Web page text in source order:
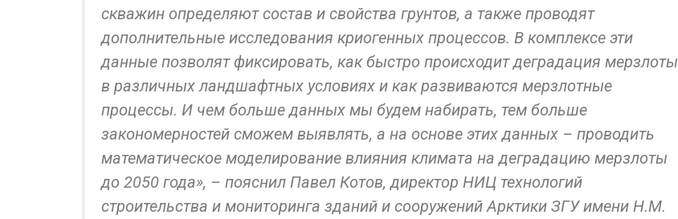
скважин определяют состав и свойства грунтов, а также проводят
дополнительные исследования криогенных процессов. В комплексе эти
данные позволят фиксировать, как быстро происходит деградация мерзлоты
в различных ландшафтных условиях и как развиваются мерзлотные
процессы. И чем больше данных мы будем набирать, тем больше
закономерностей сможем выявлять, а на основе этих данных – проводить
математическое моделирование влияния климата на деградацию мерзлоты
до 2050 года», – пояснил Павел Котов, директор НИЦ технологий
строительства и мониторинга зданий и сооружений Арктики ЗГУ имени Н.М.